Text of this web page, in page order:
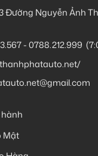
Đường Nguyễn Ảnh
-0788.212.999
Mật